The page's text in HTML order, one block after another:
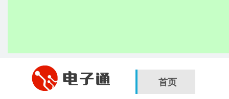
首页